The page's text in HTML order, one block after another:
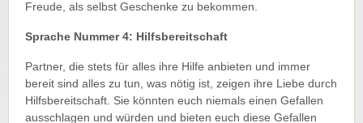
Freude, als selbst Geschenke zu bekommen.
Sprache Nummer 4: Hilfsbereitschaft
Partner, die stets für alles ihre Hilfe anbieten und immer
bereit sind alles zu tun, was nötig ist, zeigen ihre Liebe durch
Hilfsbereitschaft. Sie könnten euch niemals einen Gefallen
ausschlagen und würden und bieten euch diese Gefallen